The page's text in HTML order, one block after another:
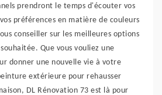
prendront le temps d'écouter vos
préférences en matière de couleurs
conseiller sur les meilleures options
Que vous vouliez une
donner une nouvelle vie à votre
extérieure pour rehausser
DL Rénovation 73 est là pour